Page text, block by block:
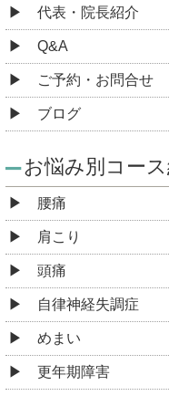
代表・院長紹介
Q&A
ご予約・お問合せ
ブログ
お悩み別コー
腰痛
肩こり
頭痛
自律神経失調症
めまい
更年期障害